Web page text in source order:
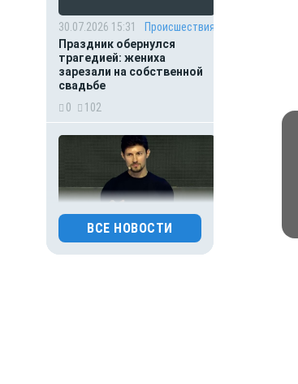
30.07.2026 15:31
Происшествия
Праздник обернулся
трагедией: жениха
зарезали на собственной
свадьбе
0
102
30.07.2026 15:26
Происшествия
Основателя Telegram
ВСЕ НОВОСТИ